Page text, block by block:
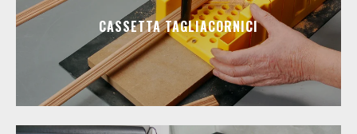
CASSETTA TAGLIACORNICI